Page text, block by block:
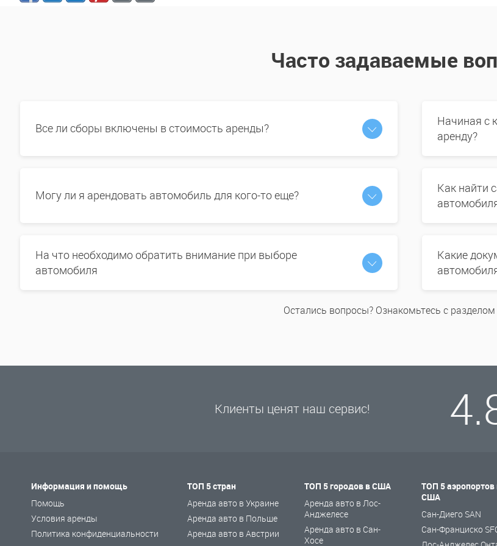
Часто задаваемые
Все ли сборы включены в стоимость аренды?
Начиная с
аренду?
Могу ли я арендовать автомобиль для кого-то еще?
Как найти
На что необходимо обратить внимание при выборе
автомобиля
Какие
Остались вопросы? Ознакомьтесь с разделом
Клиенты ценят наш сервис!
Информация и помощь
Помощь
Условия аренды
Политика конфиденциальности
ТОП 5 стран
Аренда авто в Украине
Аренда авто в Польше
Аренда авто в Австрии
ТОП 5 городов в США
Аренда авто в Лос-
Анджелесе
Аренда авто в Сан-
Хосе
ТОП 5 аэропортов
США
Сан-Диего SAN
Сан-Франциско